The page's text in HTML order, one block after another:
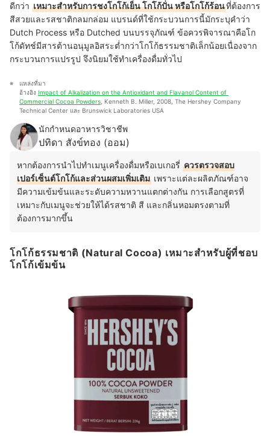
ดีกว่า เหมาะสำหรับการชงโกโก้เย็น โกโก้ปั่น หรือโกโก้ร้อนที่ต้องการ
สีสวยและรสชาติกลมกล่อม แบรนด์ที่ใช้กระบวนการนี้มักระบุคำว่า
Dutch Process หรือ Dutched บนบรรจุภัณฑ์ ข้อควรพิจารณาคือโก
โก้ดัทช์มีสารต้านอนุมูลอิสระต่ำกว่าโกโก้ธรรมชาติเล็กน้อยเนื่องจาก
กระบวนการแปรรูป จึงนิยมใช้ทำเครื่องดื่มทั่วไป
แหล่งที่มา
อ้างอิง Impact of Alkalization on the Antioxidant and Flavanol Content of
Commercial Cocoa Powders , Kenneth B. Miller, 2008, The Hershey Company
Technical Center และ Brunswick Laboratories USA
นักกำหนดอาหารวิชาชีพ
ปทิดา สังข์ทอง (ออม)
หากต้องการนำไปทำเมนูเครื่องดื่มหรือเบเกอรี่ ควรตรวจสอบ
เปอร์เซ็นต์โกโก้และส่วนผสมเพิ่มเติม เพราะแต่ละผลิตภัณฑ์อาจ
มีความเข้มข้นและระดับความหวานแตกต่างกัน การเลือกสูตรที่
เหมาะกับเมนูจะช่วยให้ได้รสชาติ สี และกลิ่นหอมตรงตามที่
ต้องการมากขึ้น
โกโก้ธรรมชาติ (Natural Cocoa) เหมาะสำหรับผู้ที่ชอบ
โกโก้เข้มข้น